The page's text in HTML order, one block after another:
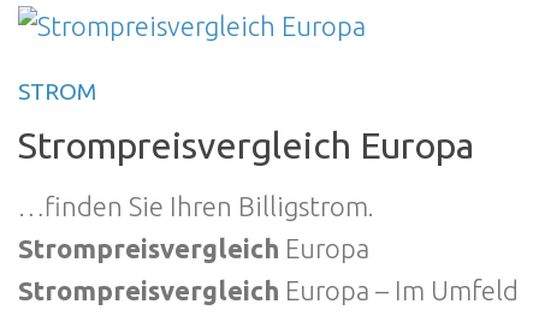
STROM
Strompreisvergleich Europa
…finden Sie Ihren Billigstrom.
Strompreisvergleich Europa
Strompreisvergleich Europa – Im Umfeld